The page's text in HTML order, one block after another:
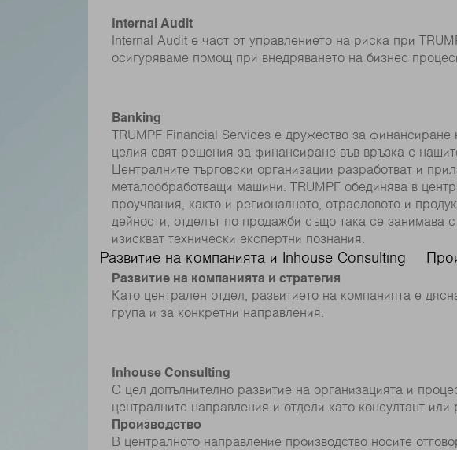
Internal Audit
Internal Audit е част от управлението на риска при
осигуряваме помощ при внедряването на бизнес
Banking
TRUMPF Financial Services е дружество за
целия свят решения за финансиране във връзка с
Централните търговски организации разработват и
металообработващи машини. TRUMPF обединява в
проучвания, както и регионалното, отрасловото и
дейности, отделът по продажби също така се занимава
изискват технически експертни познания.
Развитие на компанията и Inhouse Consulting
Развитие на компанията и стратегия
Като централен отдел, развитието на компанията е
група и за конкретни направления.
Inhouse Consulting
С цел допълнително развитие на организацията и
централните направления и отдели като консултант или
Производство
В централното направление производство носите